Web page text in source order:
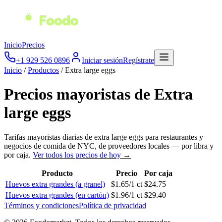
InicioPrecios
+1 929 526 0896
Iniciar sesiónRegístrate
Inicio /Productos /Extra large eggs
Precios mayoristas de Extra
large eggs
Tarifas mayoristas diarias de extra large eggs para restaurantes y
negocios de comida de NYC, de proveedores locales — por libra y
por caja. Ver todos los precios de hoy →
Producto Precio
Por caja
Huevos extra grandes (a granel)
$1.65/1 ct $24.75
Huevos extra grandes (en cartón) $1.96/1 ct $29.40
Términos y condicionesPolítica de privacidad